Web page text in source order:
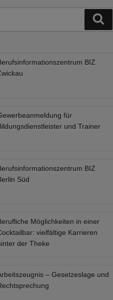
BIZ
für
und Trainer
BIZ
Süd
Möglichkeiten in einer
vielfältige Karrieren
der Theke
– Gesetzeslage und